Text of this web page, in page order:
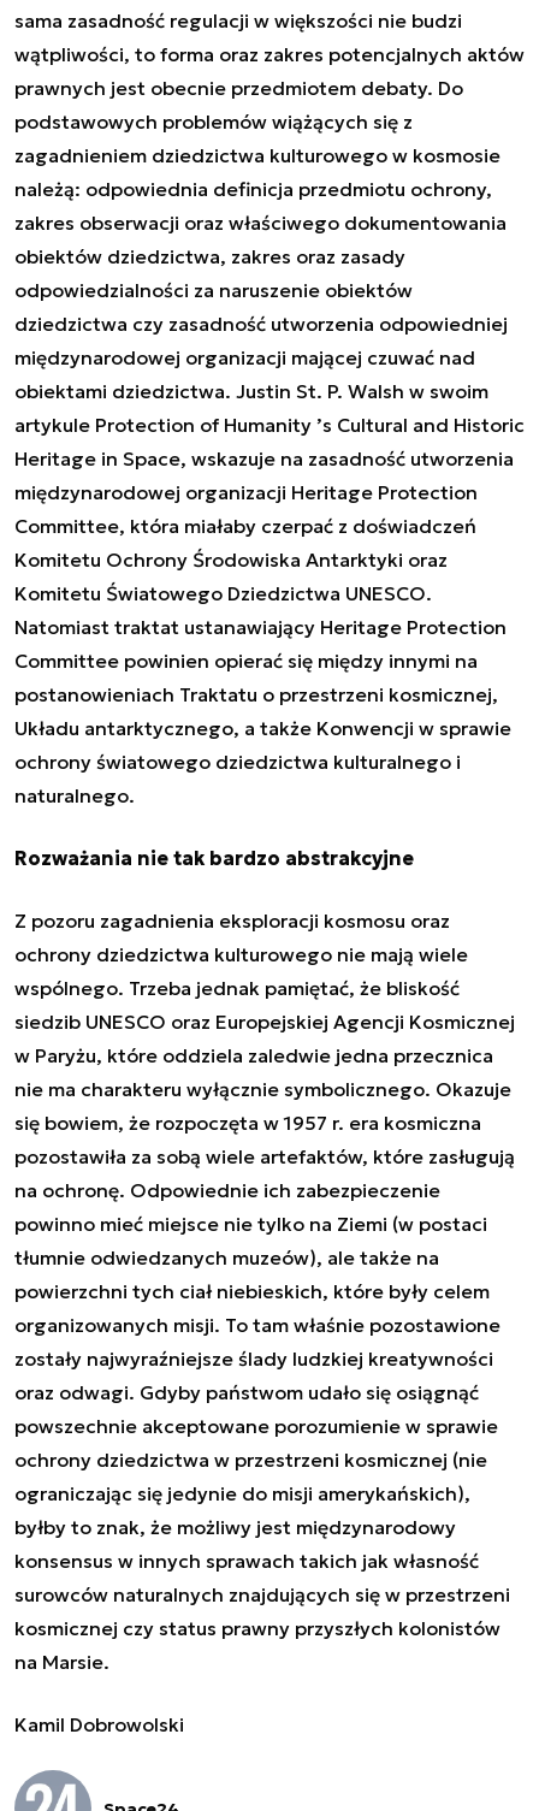
sama zasadność regulacji w większości nie budzi
wątpliwości, to forma oraz zakres potencjalnych aktów
prawnych jest obecnie przedmiotem debaty. Do
podstawowych problemów wiążących się z
zagadnieniem dziedzictwa kulturowego w kosmosie
należą: odpowiednia definicja przedmiotu ochrony,
zakres obserwacji oraz właściwego dokumentowania
obiektów dziedzictwa, zakres oraz zasady
odpowiedzialności za naruszenie obiektów
dziedzictwa czy zasadność utworzenia odpowiedniej
międzynarodowej organizacji mającej czuwać nad
obiektami dziedzictwa. Justin St. P. Walsh w swoim
artykule Protection of Humanity ’s Cultural and Historic
Heritage in Space, wskazuje na zasadność utworzenia
międzynarodowej organizacji Heritage Protection
Committee, która miałaby czerpać z doświadczeń
Komitetu Ochrony Środowiska Antarktyki oraz
Komitetu Światowego Dziedzictwa UNESCO.
Natomiast traktat ustanawiający Heritage Protection
Committee powinien opierać się między innymi na
postanowieniach Traktatu o przestrzeni kosmicznej,
Układu antarktycznego, a także Konwencji w sprawie
ochrony światowego dziedzictwa kulturalnego i
naturalnego.
Rozważania nie tak bardzo abstrakcyjne
Z pozoru zagadnienia eksploracji kosmosu oraz
ochrony dziedzictwa kulturowego nie mają wiele
wspólnego. Trzeba jednak pamiętać, że bliskość
siedzib UNESCO oraz Europejskiej Agencji Kosmicznej
w Paryżu, które oddziela zaledwie jedna przecznica
nie ma charakteru wyłącznie symbolicznego. Okazuje
się bowiem, że rozpoczęta w 1957 r. era kosmiczna
pozostawiła za sobą wiele artefaktów, które zasługują
na ochronę. Odpowiednie ich zabezpieczenie
powinno mieć miejsce nie tylko na Ziemi (w postaci
tłumnie odwiedzanych muzeów), ale także na
powierzchni tych ciał niebieskich, które były celem
organizowanych misji. To tam właśnie pozostawione
zostały najwyraźniejsze ślady ludzkiej kreatywności
oraz odwagi. Gdyby państwom udało się osiągnąć
powszechnie akceptowane porozumienie w sprawie
ochrony dziedzictwa w przestrzeni kosmicznej (nie
ograniczając się jedynie do misji amerykańskich),
byłby to znak, że możliwy jest międzynarodowy
konsensus w innych sprawach takich jak własność
surowców naturalnych znajdujących się w przestrzeni
kosmicznej czy status prawny przyszłych kolonistów
na Marsie.
Kamil Dobrowolski